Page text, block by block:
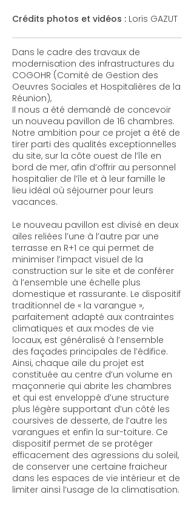
Crédits photos et vidéos : Loris GAZUT
Dans le cadre des travaux de
modernisation des infrastructures du
COGOHR (Comité de Gestion des
Oeuvres Sociales et Hospitalières de la
Réunion),
Il nous a été demandé de concevoir
un nouveau pavillon de 16 chambres.
Notre ambition pour ce projet a été de
tirer parti des qualités exceptionnelles
du site, sur la côte ouest de l’île en
bord de mer, afin d’offrir au personnel
hospitalier de l’île et à leur famille le
lieu idéal où séjourner pour leurs
vacances.
Le nouveau pavillon est divisé en deux
ailes reliées l’une à l’autre par une
terrasse en R+1 ce qui permet de
minimiser l’impact visuel de la
construction sur le site et de conférer
à l’ensemble une échelle plus
domestique et rassurante. Le dispositif
traditionnel de « la varangue »,
parfaitement adapté aux contraintes
climatiques et aux modes de vie
locaux, est généralisé à l’ensemble
des façades principales de l’édifice.
Ainsi, chaque aile du projet est
constituée au centre d’un volume en
maçonnerie qui abrite les chambres
et qui est enveloppé d’une structure
plus légère supportant d’un côté les
coursives de desserte, de l’autre les
varangues et enfin la sur-toiture. Ce
dispositif permet de se protéger
efficacement des agressions du soleil,
de conserver une certaine fraicheur
dans les espaces de vie intérieur et de
limiter ainsi l’usage de la climatisation.